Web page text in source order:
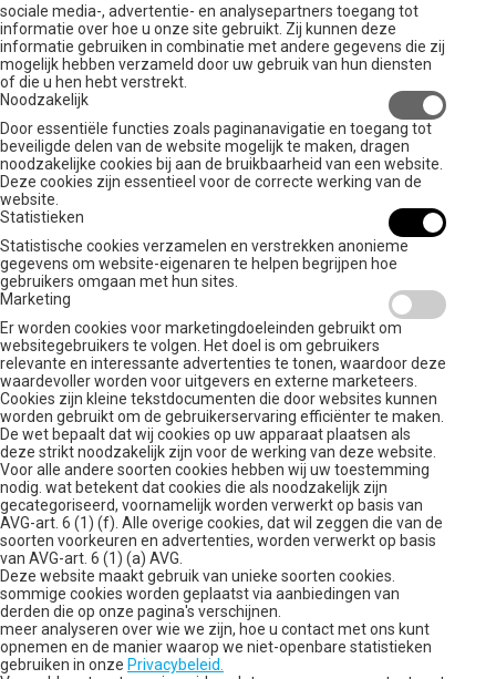
sociale media-, advertentie- en analysepartners toegang tot
informatie over hoe u onze site gebruikt. Zij kunnen deze
informatie gebruiken in combinatie met andere gegevens die zij
mogelijk hebben verzameld door uw gebruik van hun diensten
of die u hen hebt verstrekt.
Noodzakelijk
Door essentiële functies zoals paginanavigatie en toegang tot
beveiligde delen van de website mogelijk te maken, dragen
noodzakelijke cookies bij aan de bruikbaarheid van een website.
Deze cookies zijn essentieel voor de correcte werking van de
website.
Statistieken
Statistische cookies verzamelen en verstrekken anonieme
gegevens om website-eigenaren te helpen begrijpen hoe
gebruikers omgaan met hun sites.
Marketing
Er worden cookies voor marketingdoeleinden gebruikt om
websitegebruikers te volgen. Het doel is om gebruikers
relevante en interessante advertenties te tonen, waardoor deze
waardevoller worden voor uitgevers en externe marketeers.
Cookies zijn kleine tekstdocumenten die door websites kunnen
worden gebruikt om de gebruikerservaring efficiënter te maken.
De wet bepaalt dat wij cookies op uw apparaat plaatsen als
deze strikt noodzakelijk zijn voor de werking van deze website.
Voor alle andere soorten cookies hebben wij uw toestemming
nodig. wat betekent dat cookies die als noodzakelijk zijn
gecategoriseerd, voornamelijk worden verwerkt op basis van
AVG-art. 6 (1) (f). Alle overige cookies, dat wil zeggen die van de
soorten voorkeuren en advertenties, worden verwerkt op basis
van AVG-art. 6 (1) (a) AVG.
Deze website maakt gebruik van unieke soorten cookies.
sommige cookies worden geplaatst via aanbiedingen van
derden die op onze pagina's verschijnen.
meer analyseren over wie we zijn, hoe u contact met ons kunt
opnemen en de manier waarop we niet-openbare statistieken
gebruiken in onze Privacybeleid.